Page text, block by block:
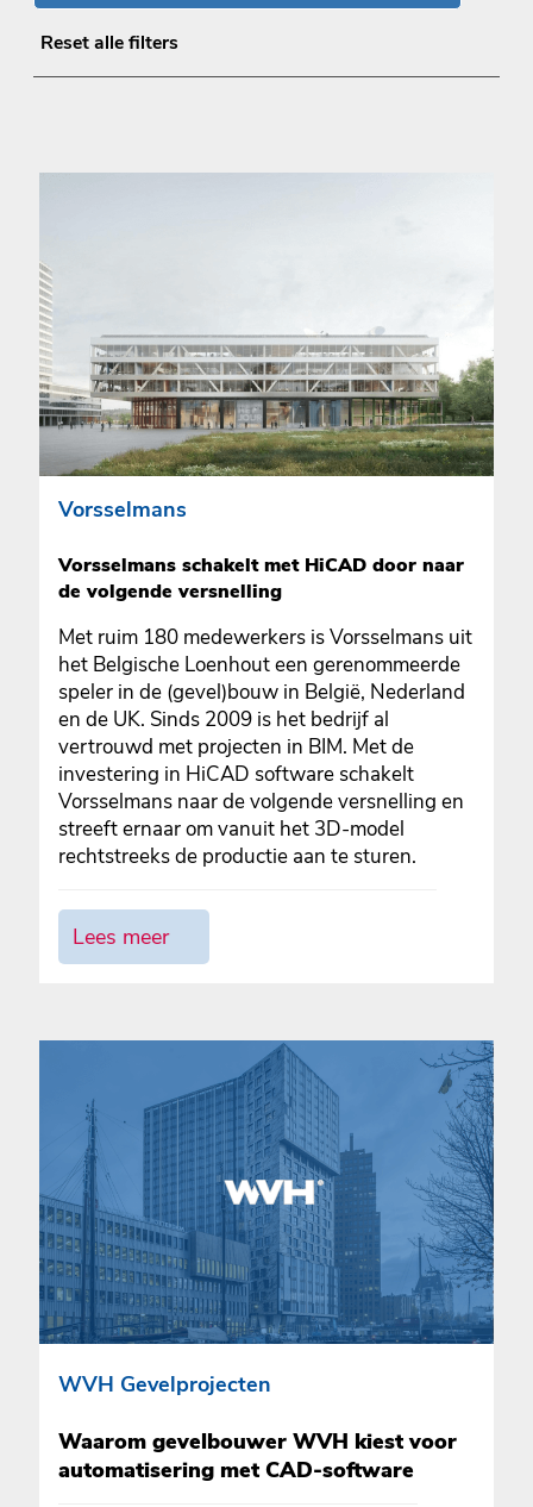
Reset alle filters
Vorsselmans
Vorsselmans schakelt met HiCAD door naar
de volgende versnelling
Met ruim 180 medewerkers is Vorsselmans uit
het Belgische Loenhout een gerenommeerde
speler in de (gevel)bouw in België, Nederland
en de UK. Sinds 2009 is het bedrijf al
vertrouwd met projecten in BIM. Met de
investering in HiCAD software schakelt
Vorsselmans naar de volgende versnelling en
streeft ernaar om vanuit het 3D-model
rechtstreeks de productie aan te sturen.
Lees meer
WVH Gevelprojecten
Waarom gevelbouwer WVH kiest voor
automatisering met CAD-software